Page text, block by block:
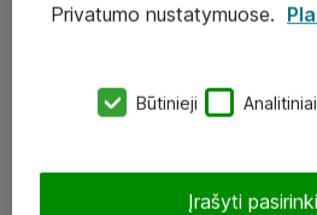
eShop@atea.lt
Privatumo nustatymuose.
Būtinieji Analitiniai
Įrašyti